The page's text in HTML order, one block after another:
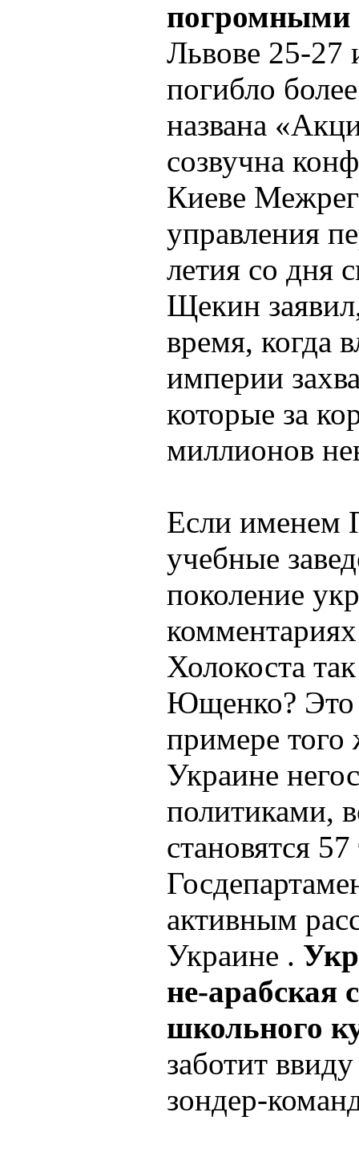
погромными
Львове 25-27
погибло
названа
созвучна
Киеве
управления
летия со дня
Щекин
время, когда
империи
которые за
миллионов
Если именем
учебные
поколение
Холокоста
Ющенко? Это
примере
Украине
политиками,
становятся
активным
Украине .
не-арабская
школьного
заботит
зондер-